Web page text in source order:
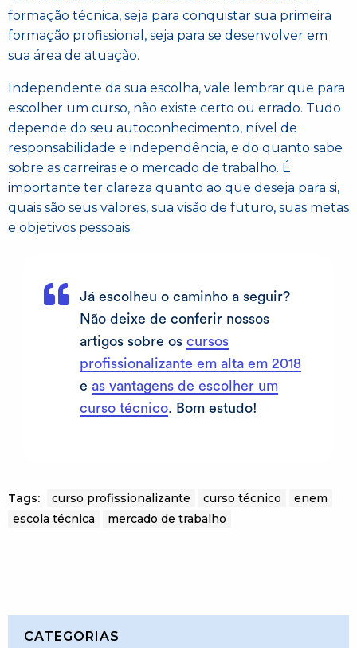
formação técnica, seja para conquistar sua primeira
formação profissional, seja para se desenvolver em
sua área de atuação.
Independente da sua escolha, vale lembrar que para
escolher um curso, não existe certo ou errado. Tudo
depende do seu autoconhecimento, nível de
responsabilidade e independência, e do quanto sabe
sobre as carreiras e o mercado de trabalho. É
importante ter clareza quanto ao que deseja para si,
quais são seus valores, sua visão de futuro, suas metas
e objetivos pessoais.
Já escolheu o caminho a seguir?
Não deixe de conferir nossos
artigos sobre os cursos
profissionalizante em alta em 2018
e as vantagens de escolher um
curso técnico. Bom estudo!
Tags: curso profissionalizante curso técnico
enem
escola técnica
mercado de trabalho
CATEGORIAS